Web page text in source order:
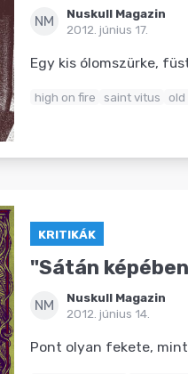
NM
Nuskull Magazin
2012. június 17.
Egy kis ólomszürke,
high on fire saint vitus old
KRITIKÁK
"Sátán
NM
Nuskull Magazin
2012. június 14.
Pont olyan fekete,